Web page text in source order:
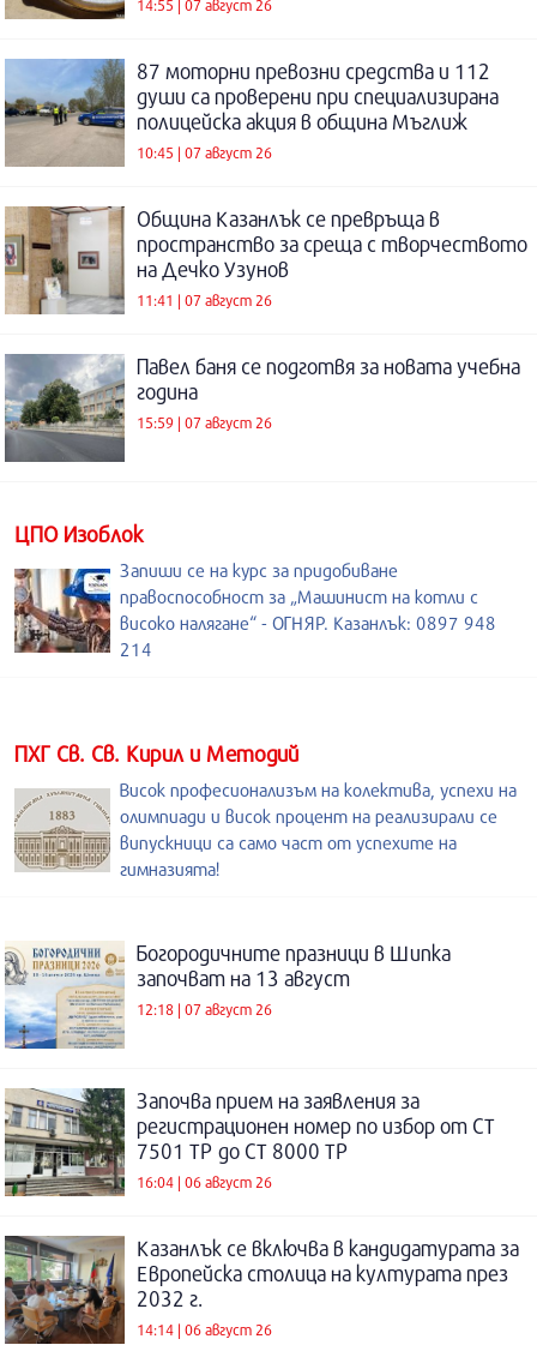
14:55 | 07 август 26
87 моторни превозни средства и 112
души са проверени при специализирана
полицейска акция в община Мъглиж
10:45 | 07 август 26
Община Казанлък се превръща в
пространство за среща с творчеството
на Дечко Узунов
11:41 | 07 август 26
Павел баня се подготвя за новата учебна
година
15:59 | 07 август 26
ЦПО Изоблок
Запиши се на курс за придобиване
правоспособност за „Машинист на котли с
високо налягане“ - ОГНЯР. Казанлък: 0897 948
214
ПХГ Св. Св. Кирил и Методий
Висок професионализъм на колектива, успехи на
олимпиади и висок процент на реализирали се
випускници са само част от успехите на
гимназията!
Богородичните празници в Шипка
започват на 13 август
12:18 | 07 август 26
Започва прием на заявления за
регистрационен номер по избор от СТ
7501 ТР до СТ 8000 ТР
16:04 | 06 август 26
Казанлък се включва в кандидатурата за
Европейска столица на културата през
2032 г.
14:14 | 06 август 26